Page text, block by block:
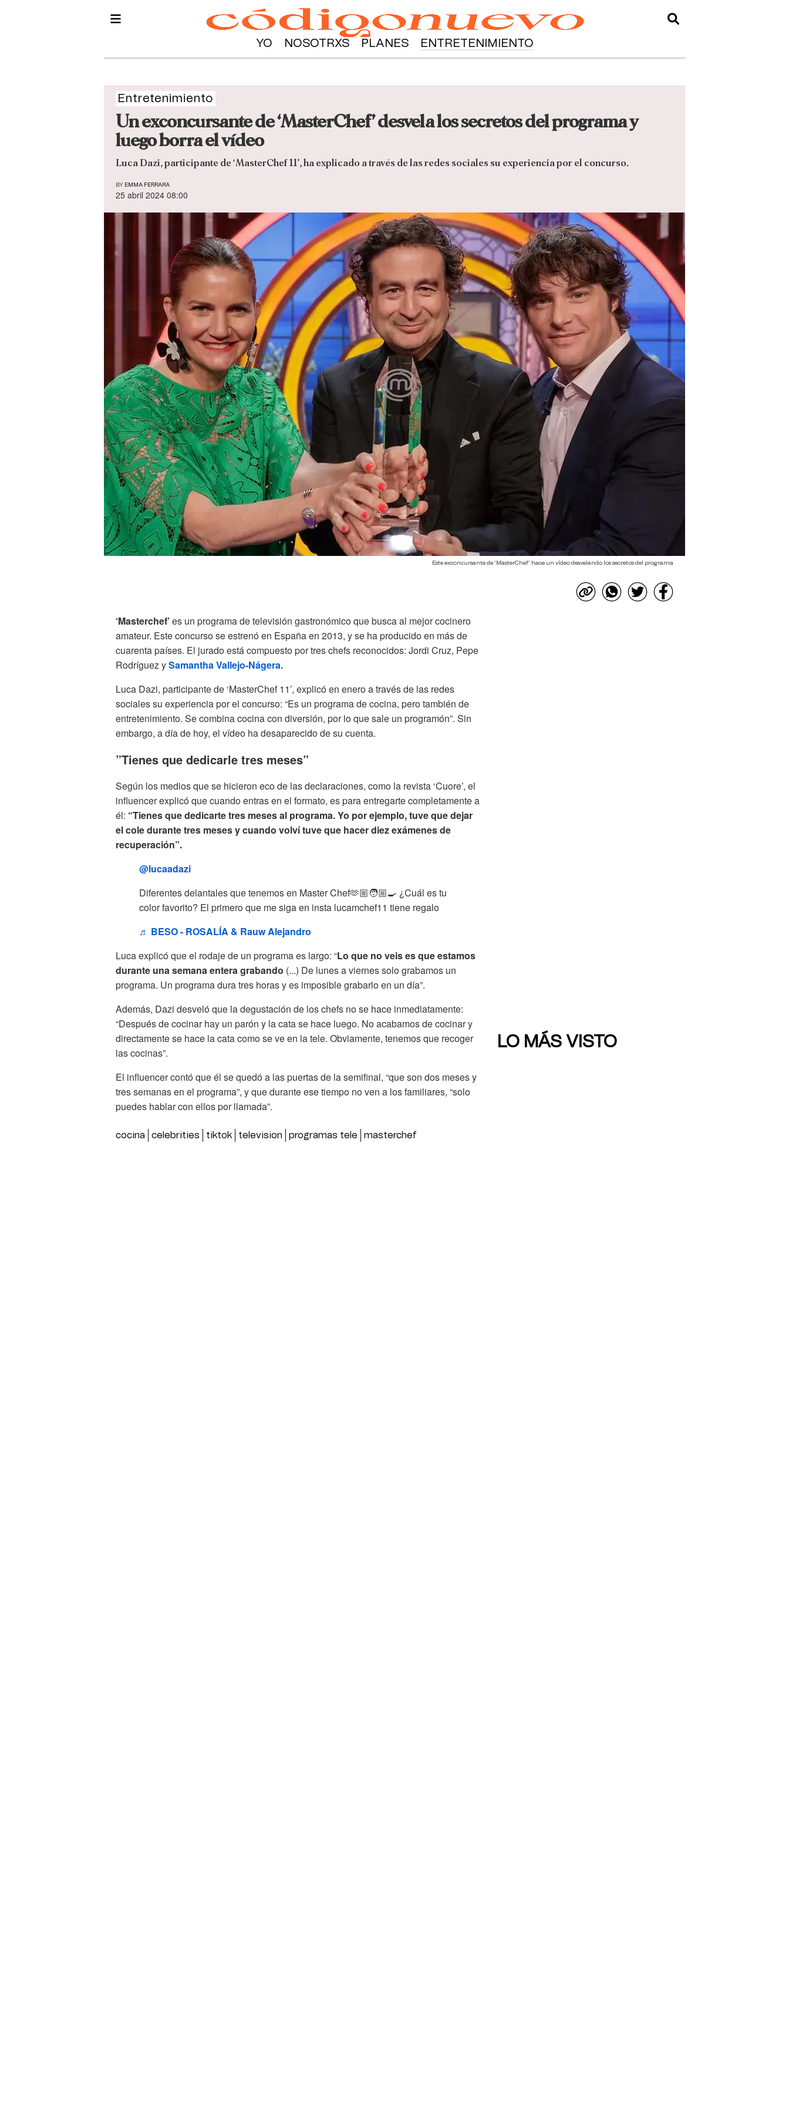
YO NOSOTRXS PLANES ENTRETENIMIENTO
Entretenimiento
Un exconcursante de ‘MasterChef’ desvela los secretos del programa y
luego borra el vídeo
Luca Dazi, participante de ‘MasterChef 11’, ha explicado a través de las redes sociales su experiencia por el concurso.
BY EMMA FERRARA
25 abril 2024 08:00
Este exconcursante de ‘MasterChef’ hace un vídeo desvelando los secretos del programa
‘Masterchef’es un programa de televisión gastronómico que busca al mejor cocinero
amateur. Este concurso se estrenó en España en 2013, y se ha producido en más de
cuarenta países. El jurado está compuesto por tres chefs reconocidos: Jordi Cruz, Pepe
Rodríguez ySamantha Vallejo-Nágera.
Luca Dazi, participante de ‘MasterChef 11’, explicó en enero a través de las redes
sociales su experiencia por el concurso: “Es un programa de cocina, pero también de
entretenimiento. Se combina cocina con diversión, por lo que sale un programón”. Sin
embargo, a día de hoy, el vídeo ha desaparecido de su cuenta.
”Tienes que dedicarle tres meses”
Según los medios que se hicieron eco de las declaraciones, como la revista ‘Cuore’, el
influencer explicó que cuando entras en el formato, es para entregarte completamente a
él: “Tienes que dedicarte tres meses al programa. Yo por ejemplo, tuve que dejar
el cole durante tres meses y cuando volví tuve que hacer diez exámenes de
recuperación”.
@lucaadazi
Diferentes delantales que tenemos en Master Chef🫶🏼🧑🏼‍🍳 ¿Cuál es tu
color favorito? El primero que me siga en insta lucamchef11 tiene regalo
♬ BESO - ROSALÍA & Rauw Alejandro
Luca explicó que el rodaje de un programa es largo: “Lo que no veis es que estamos
durante una semana entera grabando (...) De lunes a viernes solo grabamos un
programa. Un programa dura tres horas y es imposible grabarlo en un día”.
Además, Dazi desveló que la degustación de los chefs no se hace inmediatamente:
“Después de cocinar hay un parón y la cata se hace luego. No acabamos de cocinar y
directamente se hace la cata como se ve en la tele. Obviamente, tenemos que recoger
las cocinas”.
El influencer contó que él se quedó a las puertas de la semifinal, “que son dos meses y
tres semanas en el programa”, y que durante ese tiempo no ven a los familiares, “solo
puedes hablar con ellos por llamada”.
cocina celebrities tiktok television programas tele masterchef
LO MÁS VISTO